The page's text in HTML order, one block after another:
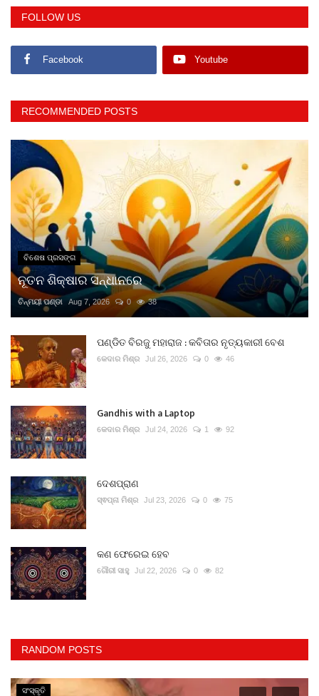
FOLLOW US
Facebook Youtube
RECOMMENDED POSTS
ବିଶେଷ ପ୍ରସଙ୍ଗ
ନୂତନ ଶିକ୍ଷାର ସନ୍ଧାନରେ
ଚିନ୍ମୟୀ ପଣ୍ଡା Aug 7, 2026 0 38
ପଣ୍ଡିତ ବିରଜୁ ମହାରାଜ : କବିତାର ନୃତ୍ୟକାରୀ ବେଶ
କେଦାର ମିଶ୍ର Jul 26, 2026 0 46
Gandhis with a Laptop
କେଦାର ମିଶ୍ର Jul 24, 2026 1 92
ଦେଶପ୍ରାଣ
ସ୍ଵପ୍ନା ମିଶ୍ର Jul 23, 2026 0 75
କଣ ଫେରେଇ ହେବ
ଗୌରୀ ସାହୁ Jul 22, 2026 0 82
RANDOM POSTS
ସଂସ୍କୃତି